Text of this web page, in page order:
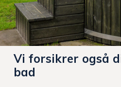
Vi forsikrer også
bad